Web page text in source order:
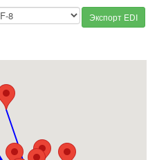
Экспорт EDI